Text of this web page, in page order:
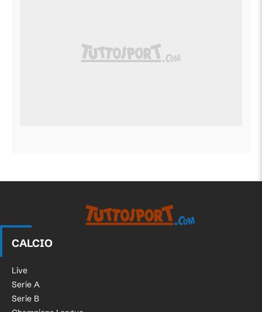
CALCIO
Live
Serie A
Serie B